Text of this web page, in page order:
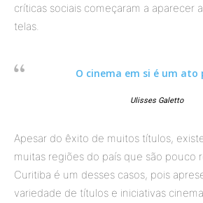
críticas sociais começaram a aparecer
telas.
O cinema em si é um ato
Ulisses Galetto
Apesar do êxito de muitos títulos,
muitas regiões do país que são pouco
Curitiba é um desses casos, pois
variedade de títulos e iniciativas